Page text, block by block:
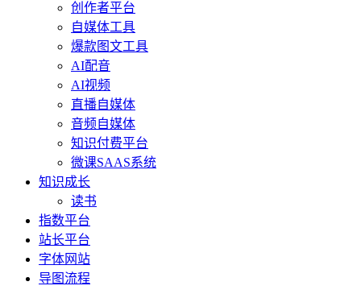
创作者平台
自媒体工具
爆款图文工具
AI配音
AI视频
直播自媒体
音频自媒体
知识付费平台
微课SAAS系统
知识成长
读书
指数平台
站长平台
字体网站
导图流程